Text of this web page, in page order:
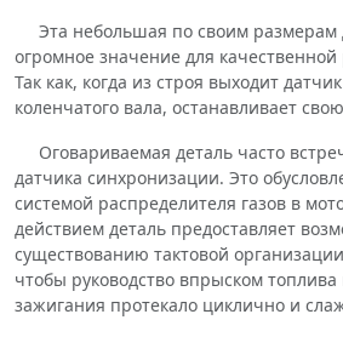
Эта небольшая по своим размерам
огромное значение для качественной
Так как, когда из строя выходит
коленчатого вала, останавливает
Оговариваемая деталь часто
датчика синхронизации. Это
системой распределителя газов в
действием деталь предоставляет
существованию тактовой
чтобы руководство впрыском
зажигания протекало циклично и